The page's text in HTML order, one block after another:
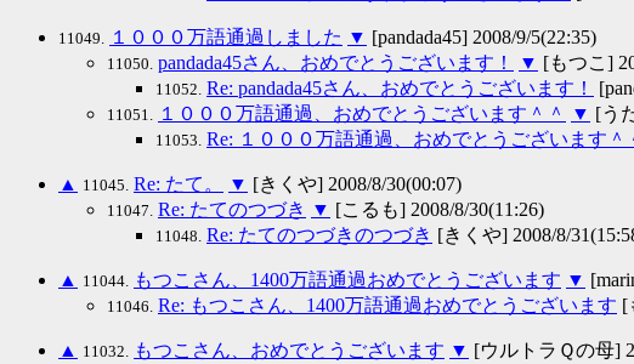
11049. １０００万語通過しました ▼ [pandada45] 2008/9/5(22:35)
11050. pandada45さん、おめでとうございます！ ▼ [もつこ]
11052. Re: pandada45さん、おめでとうございます！
11051. １０００万語通過、おめでとうございます＾＾ ▼ [う
11053. Re: １０００万語通過、おめでとうございます＾
▲ 11045. Re: たて。 ▼ [きくや] 2008/8/30(00:07)
11047. Re: たてのつづき ▼ [こるも] 2008/8/30(11:26)
11048. Re: たてのつづきのつづき [きくや] 2008/8/
▲ 11044. もつこさん、1400万語通過おめでとうございます ▼
11046. Re: もつこさん、1400万語通過おめでとうございます [
▲ 11032. もつこさん、おめでとうございます ▼ [ウルトラＱの母]